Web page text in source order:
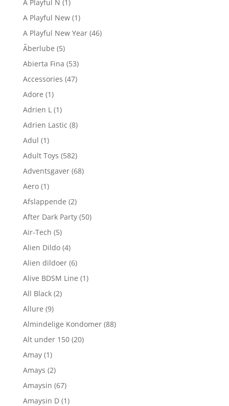
A Playful N (1)
A Playful New (1)
A Playful New Year (46)
Ãberlube (5)
Abierta Fina (53)
Accessories (47)
Adore (1)
Adrien L (1)
Adrien Lastic (8)
Adul (1)
Adult Toys (582)
Adventsgaver (68)
Aero (1)
Afslappende (2)
After Dark Party (50)
Air-Tech (5)
Alien Dildo (4)
Alien dildoer (6)
Alive BDSM Line (1)
All Black (2)
Allure (9)
Almindelige Kondomer (88)
Alt under 150 (20)
Amay (1)
Amays (2)
Amaysin (67)
Amaysin D (1)